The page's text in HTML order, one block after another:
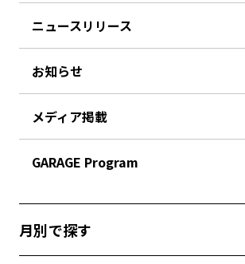
ニュースリリース
お知らせ
メディア掲載
GARAGE Program
月別で探す